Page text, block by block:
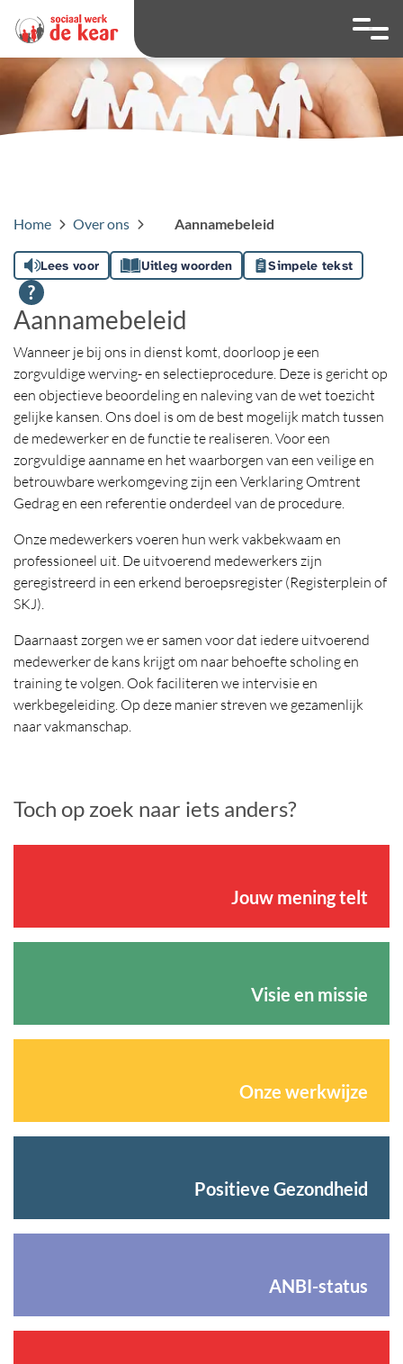
Hoog contrast
Ga naar
Home Over ons Aannamebeleid
Lees voor Uitleg woorden Simpele tekst
Aannamebeleid
Wanneer je bij ons in dienst komt, doorloop je een
zorgvuldige werving- en selectieprocedure. Deze is gericht op
een objectieve beoordeling en naleving van de wet toezicht
gelijke kansen. Ons doel is om de best mogelijk match tussen
de medewerker en de functie te realiseren. Voor een
zorgvuldige aanname en het waarborgen van een veilige en
betrouwbare werkomgeving zijn een Verklaring Omtrent
Gedrag en een referentie onderdeel van de procedure.
Onze medewerkers voeren hun werk vakbekwaam en
professioneel uit. De uitvoerend medewerkers zijn
geregistreerd in een erkend beroepsregister (Registerplein of
SKJ).
Daarnaast zorgen we er samen voor dat iedere uitvoerend
medewerker de kans krijgt om naar behoefte scholing en
training te volgen. Ook faciliteren we intervisie en
werkbegeleiding. Op deze manier streven we gezamenlijk
naar vakmanschap.
Toch op zoek naar iets anders?
Jouw mening telt
Visie en missie
Onze werkwijze
Positieve Gezondheid
ANBI-status